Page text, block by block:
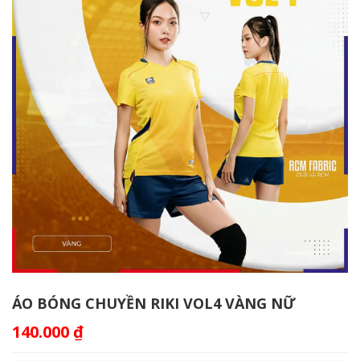
ÁO BÓNG CHUYỀN RIKI VOL4 VÀNG NỮ
140.000 ₫